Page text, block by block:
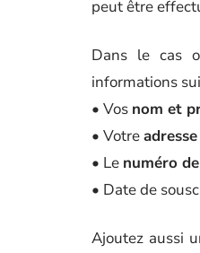
peut être
Dans le cas
informations
• Vos nom et
• Votre
• Le numéro
• Date de
Ajoutez aussi